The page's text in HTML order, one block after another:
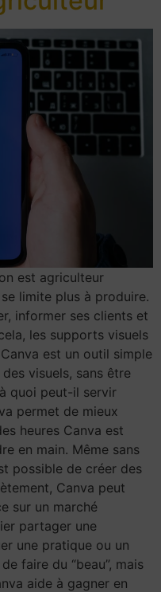
est agriculteur
limite plus à produire.
informer ses clients et
les supports visuels
est un outil simple
visuels, sans être
quoi peut-il servir
permet de mieux
heures Canva est
en main. Même sans
possible de créer des
Canva peut
sur un marché
partager une
une pratique ou un
faire du “beau”, mais
aide à gagner en